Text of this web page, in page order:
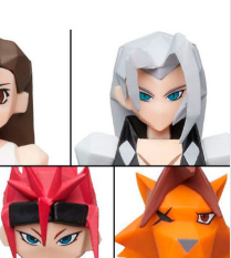
m
a
i